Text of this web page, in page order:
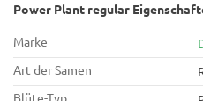
Power Plant regular
Marke
Art der Samen
Blüte-Typ